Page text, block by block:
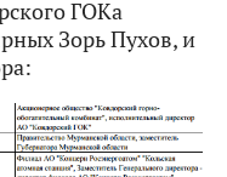
ГОКа
Зорь Пухов, и